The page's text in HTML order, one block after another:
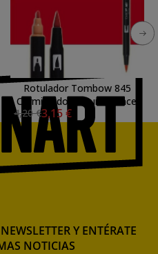
Rotulador Tombow 845
Carmine doble punta pincel
4,20 €3,15 €
Y ENTÉRATE
NOTICIAS